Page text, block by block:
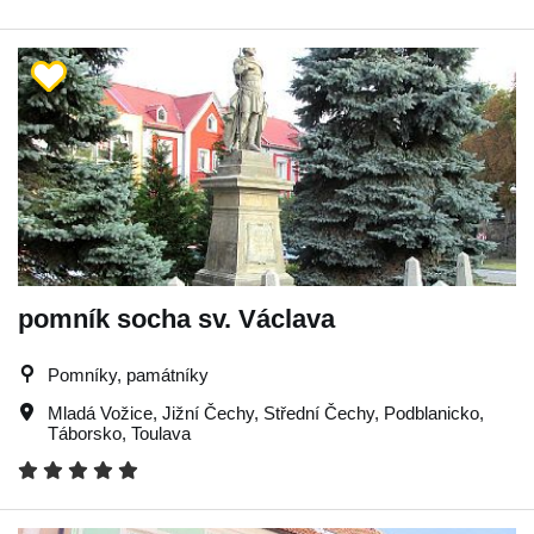
pomník socha sv. Václava
Pomníky, památníky
Mladá Vožice, Jižní Čechy, Střední Čechy, Podblanicko,
Táborsko, Toulava